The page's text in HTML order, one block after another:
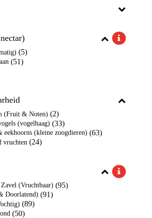
(5)
(51)
(Fruit & Noten) (2)
(vogelhaag) (33)
eekhoorns (kleine zoogdieren) (63)
vruchten (24)
(Vruchtbaar) (95)
Doorlatend) (91)
(89)
(50)